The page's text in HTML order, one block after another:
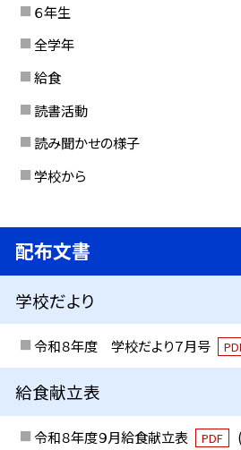
６年生
全学年
給食
読書活動
読み聞かせの様子
学校から
配布文書
学校だより
令和８年度 学校だより７月号
給食献立表
令和８年度９月給食献立表 PDF